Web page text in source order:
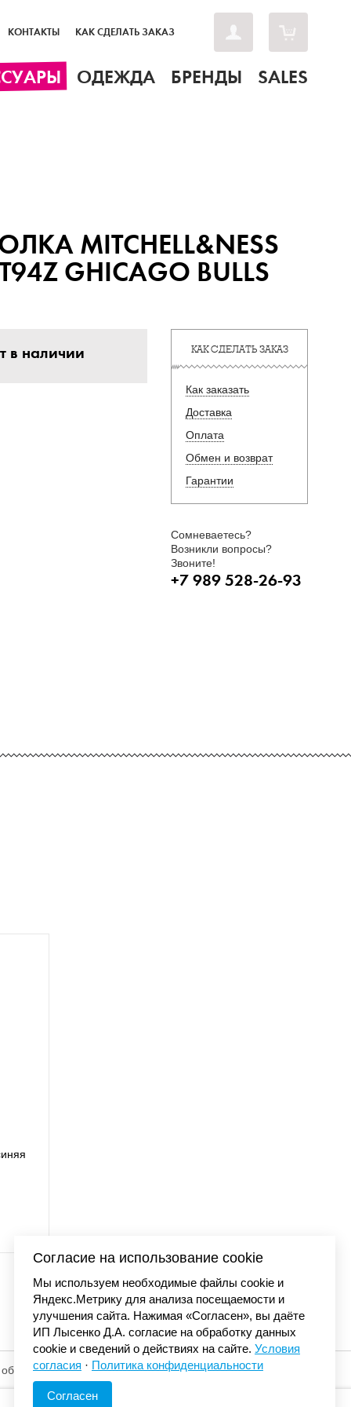
КОНТАКТЫ КАК СДЕЛАТЬ ЗАКАЗ
ОДЕЖДА БРЕНДЫ SALES
MITCHELL&NESS
GHICAGO BULLS
в наличии КАК СДЕЛАТЬ ЗАКАЗ
Как заказать
Доставка
Оплата
Обмен и возврат
Гарантии
Сомневаетесь?
Возникли вопросы?
Звоните!
+7 989 528-26-93
BALL с
© «Элемент». 2013-2026 Все права защищены.
Согласие на использование cookie
Мы используем необходимые файлы cookie и
Яндекс.Метрику для анализа посещаемости и
улучшения сайта. Нажимая «Согласен», вы даёте
ИП Лысенко Д.А. согласие на обработку данных
cookie и сведений о действиях на сайте. Условия
согласия · Политика конфиденциальности
Согласен